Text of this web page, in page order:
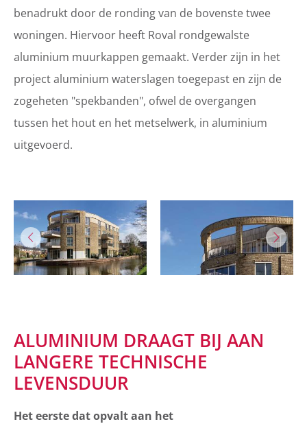
benadrukt door de ronding van de bovenste twee
woningen. Hiervoor heeft Roval rondgewalste
aluminium muurkappen gemaakt. Verder zijn in het
project aluminium waterslagen toegepast en zijn de
zogeheten "spekbanden", ofwel de overgangen
tussen het hout en het metselwerk, in aluminium
uitgevoerd.
ALUMINIUM DRAAGT BIJ AAN
LANGERE TECHNISCHE
LEVENSDUUR
Het eerste dat opvalt aan het